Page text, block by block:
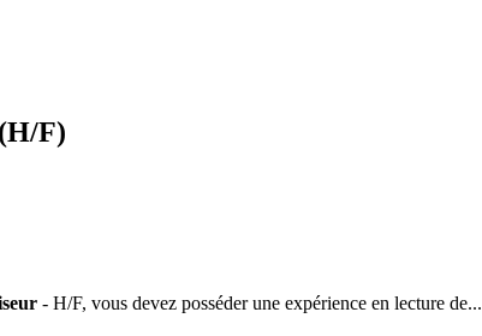
F)
- H/F, vous devez posséder une expérience en lecture de...